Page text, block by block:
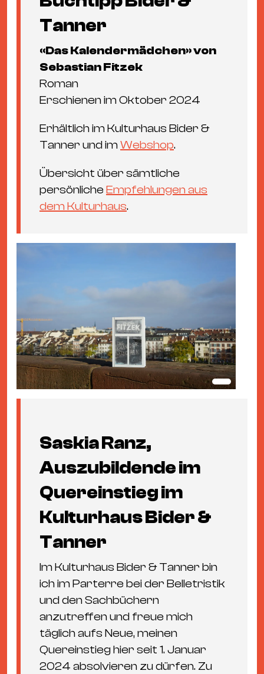
Tanner
«Das Kalendermädchen» von
Sebastian Fitzek
Roman
Erschienen im Oktober 2024
Erhältlich im Kulturhaus Bider &
Tanner und imWebshop.
Übersicht über sämtliche
persönliche Empfehlungen aus
dem Kulturhaus.
Saskia Ranz,
Auszubildende im
Quereinstieg im
Kulturhaus Bider &
Tanner
Im Kulturhaus Bider & Tanner bin
ich im Parterre bei der Belletristik
und den Sachbüchern
anzutreffen und freue mich
täglich aufs Neue, meinen
Quereinstieg hier seit 1. Januar
2024 absolvieren zu dürfen. Zu